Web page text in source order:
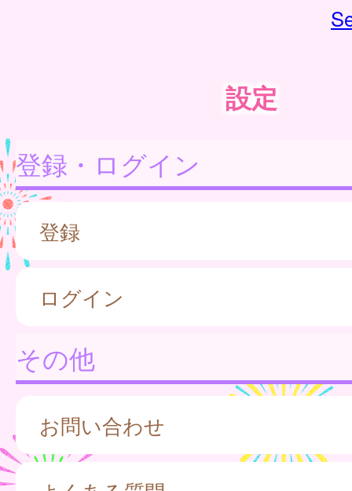
設定
登録・ログイン
登録
ログイン
その他
お問い合わせ